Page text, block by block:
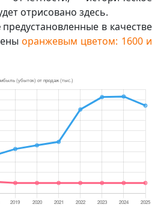
отрисовано здесь.
предустановленные в качестве
оранжевым цветом: 1600 и